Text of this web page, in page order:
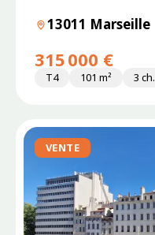
13011 Marseille
315 000 €
T4 101 m² 3 ch.
VENTE